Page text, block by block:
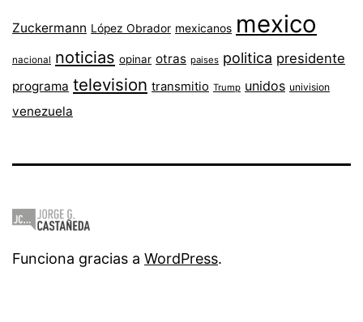
Zuckermann López Obrador mexicanos mexico
nacional noticias opinar otras paises politica presidente
programa television transmitio Trump unidos univision
venezuela
Funciona gracias a WordPress.